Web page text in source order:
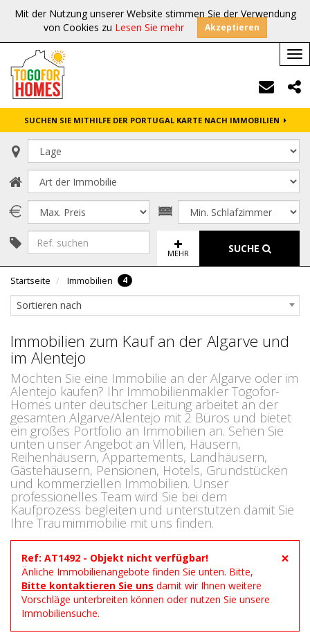
Mit der Nutzung unserer Website stimmen Sie der Verwendung
von Cookies zu Lesen Sie mehr Akzeptieren
SUCHEN SIE MITHILFE DER PORTUGAL KARTE NACH IMMOBILIEN
MEHR SUCHE
Startseite Immobilien 4
Sortieren nach
Immobilien zum Kauf an der Algarve und
im Alentejo
Möchten Sie eine Immobilie an der Algarve oder im
Alentejo kaufen? Ihr Immobilienmakler Togofor-
Homes unter deutscher Leitung arbeitet an der
gesamten Algarve/Alentejo mit 2 Büros und bietet
ein großes Portfolio an Immobilien an. Sehen Sie
unten unser Angebot an Villen, Häusern,
Reihenhäusern, Appartements, Landhäusern,
Gästehäusern, Pensionen, Hotels, Grundstücken
und kommerziellen Immobilien. Unser
professionelles Team wird Sie bei dem
Kaufprozess begleiten und unterstützen damit Sie
Ihre Traumimmobilie mit uns finden.
×
Ref: AT1492 - Objekt nicht verfügbar!
Änliche Immobilienangebote finden Sie unten. Bitte,
Bitte kontaktieren Sie uns damit wir Ihnen weitere
Vorschläge unterbreiten können oder nutzen Sie unsere
Immobiliensuche.